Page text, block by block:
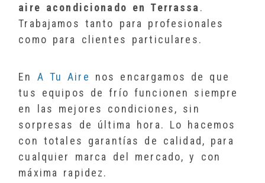
aire acondicionado en Terrassa .
Trabajamos tanto para profesionales
como para clientes particulares.
En A Tu Aire nos encargamos de que
tus equipos de frío funcionen siempre
en las mejores condiciones, sin
sorpresas de última hora. Lo hacemos
con totales garantías de calidad, para
cualquier marca del mercado, y con
máxima rapidez.